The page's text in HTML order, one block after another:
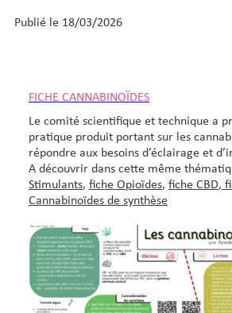
Publié le 18/03/2026
FICHE CANNABINOÏDES
Le comité scientifique et technique a
pratique produit portant sur les
répondre aux besoins d’éclairage et
A découvrir dans cette même
Stimulants, fiche Opioïdes, fiche CBD,
Cannabinoïdes de synthèse